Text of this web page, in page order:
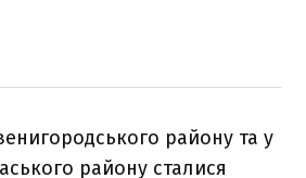
району та у
району сталися